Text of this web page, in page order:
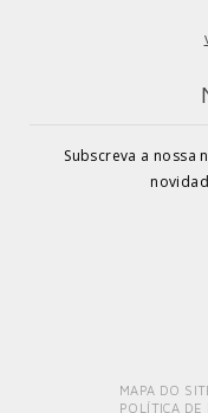
Subscreva a nossa
MAPA DO
POLÍTICA DE